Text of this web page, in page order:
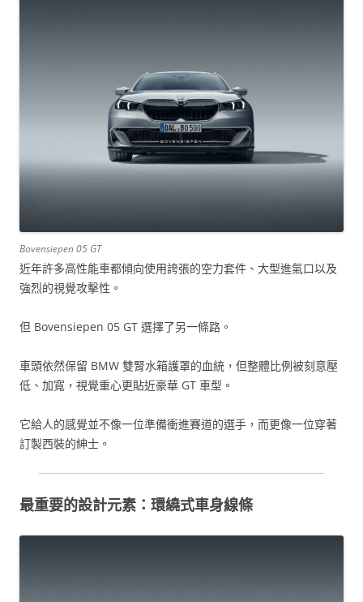
Bovensiepen 05 GT
近年許多高性能車都傾向使用誇張的空力套件、大型進氣口以及
強烈的視覺攻擊性。
但 Bovensiepen 05 GT 選擇了另一條路。
車頭依然保留 BMW 雙腎水箱護罩的血統，但整體比例被刻意壓
低、加寬，視覺重心更貼近豪華 GT 車型。
它給人的感覺並不像一位準備衝進賽道的選手，而更像一位穿著
訂製西裝的紳士。
最重要的設計元素：環繞式車身線條